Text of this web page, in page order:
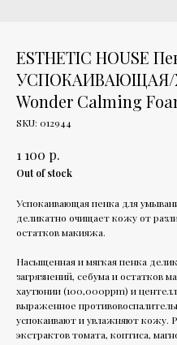
ESTHETIC HOUSE
Wonder Calming
SKU: 012944
1 100 р.
Out of stock
Успокаивающая пенка для
деликатно очищает кожу от
остатков макияжа.
Насыщенная и мягкая пенка
загрязнений, себума и остатков
хаутюнии (100,000ppm) и
выраженное
успокаивают и увлажняют кожу.
экстрактов томата, коптиса,